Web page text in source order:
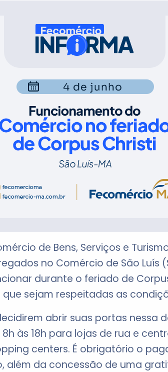
de Bens, Serviços e
no Comércio de São
durante o feriado de
que sejam respeitadas as
abrir suas portas nessa
às 18h para lojas de rua e
centers. É obrigatório o
além da concessão de uma